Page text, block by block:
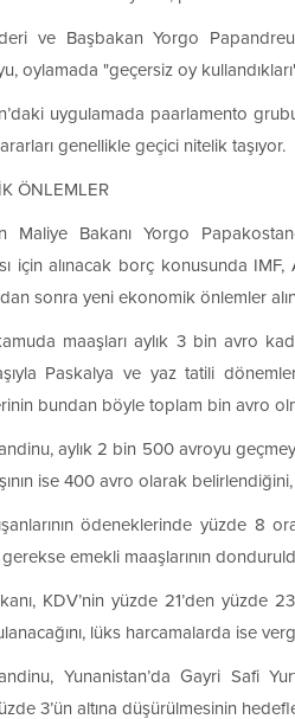
ve Başbakan Yorgo
oylamada "geçersiz oy
uygulamada paarlamento
genellikle geçici nitelik taşıyor.
ÖNLEMLER
Maliye Bakanı Yorgo
için alınacak borç konusunda
sonra yeni ekonomik önlemler
maaşları aylık 3 bin avro
Paskalya ve yaz tatili
bundan böyle toplam bin avro
aylık 2 bin 500 avroyu
ise 400 avro olarak
ödeneklerinde yüzde 8
gerekse emekli maaşlarının
KDV’nin yüzde 21’den yüzde
lüks harcamalarda ise
Yunanistan’da Gayri Safi
3’ün altına düşürülmesinin